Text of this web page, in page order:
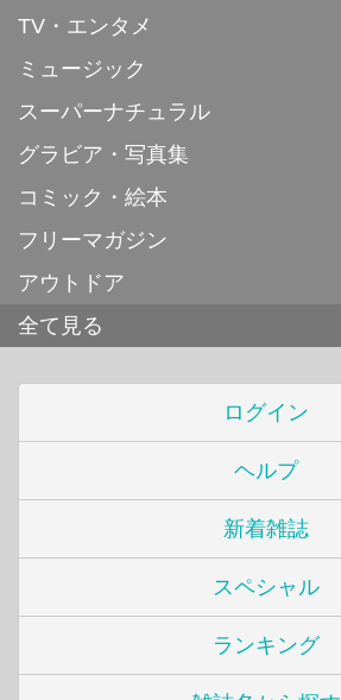
TV・エンタメ
ミュージック
スーパーナチュラル
グラビア・写真集
コミック・絵本
フリーマガジン
アウトドア
全て見る
ログイン
ヘルプ
新着雑誌
スペシャル
ランキング